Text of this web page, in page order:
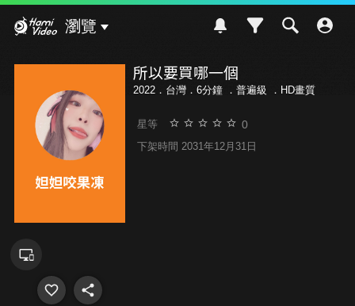
瀏覽
所以要買哪一個
2022．台灣．6分鐘 ． 普遍級 ．HD畫質
星等 0
下架時間 2031年12月31日